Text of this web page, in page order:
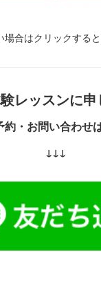
合はクリックすると
レッスンに申
約・お問い合わせ
↓↓↓